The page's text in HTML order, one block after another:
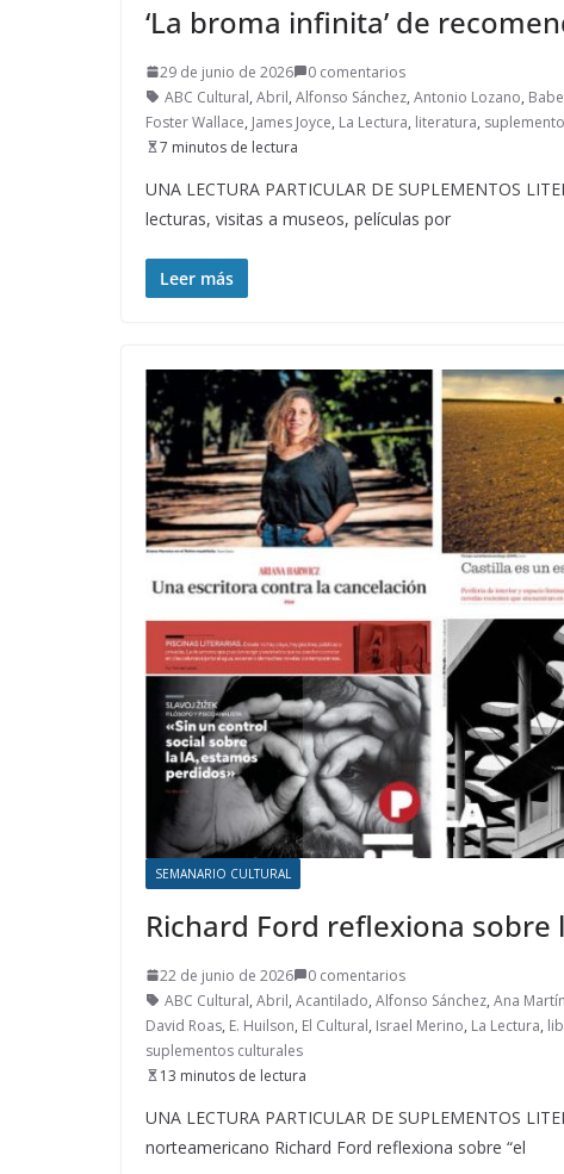
‘La broma infinita’ de
29 de junio de 2026
0 comentarios
ABC Cultural, Abril, Alfonso Sánchez, Antonio Lozano,
Foster Wallace, James Joyce, La Lectura, literatura,
7 minutos de lectura
UNA LECTURA PARTICULAR DE SUPLEMENTOS
lecturas, visitas a museos, películas por
Leer más
SEMANARIO CULTURAL
Richard Ford reflexiona sobre
22 de junio de 2026
0 comentarios
ABC Cultural, Abril, Acantilado, Alfonso Sánchez, Ana
David Roas, E. Huilson, El Cultural, Israel Merino, La Lectura,
suplementos culturales
13 minutos de lectura
UNA LECTURA PARTICULAR DE SUPLEMENTOS
norteamericano Richard Ford reflexiona sobre “el